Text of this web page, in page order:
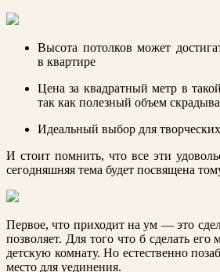
Высота потолков может
в квартире
Цена за квадратный метр в
так как полезный объем
Идеальный выбор для
И стоит помнить, что все эти
сегодняшняя тема будет посвящена
Первое, что приходит на ум — это
позволяет. Для того что б сделать
детскую комнату. Но естественно
место для уединения.